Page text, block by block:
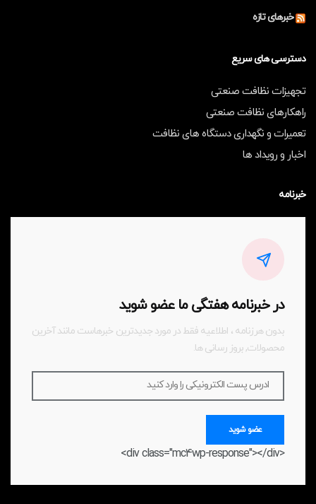
خبرهای تازه
دسترسی های سریع
تجهیزات نظافت صنعتی
راهکارهای نظافت صنعتی
تعمیرات و نگهداری دستگاه های نظافت
اخبار و رویداد ها
خبرنامه
در خبرنامه هفتگی ما عضو شوید
بدون هرزنامه ، اطلاعیه فقط در مورد جدیدترین خبرهاست مانند آخرین
محصولات, بروز رسانی ها.
ادرس پست الکترونیکی را وارد کنید
عضو شوید
<div class="mc4wp-response"></div>